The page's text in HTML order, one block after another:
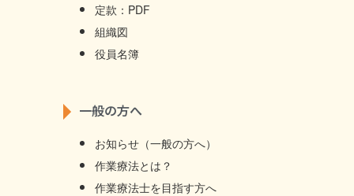
定款：PDF
組織図
役員名簿
一般の方へ
お知らせ（一般の方へ）
作業療法とは？
作業療法士を目指す方へ